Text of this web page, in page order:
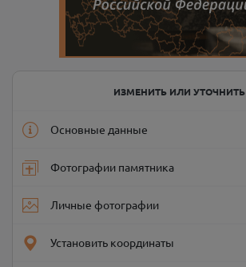
ИЗМЕНИТЬ ИЛИ УТОЧНИТЬ
Основные данные
Фотографии памятника
Личные фотографии
Установить координаты